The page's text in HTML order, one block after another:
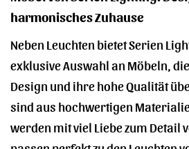
harmonisches Zuhause
Neben Leuchten bietet Serien
exklusive Auswahl an Möbeln,
Design und ihre hohe Qualität
sind aus hochwertigen
werden mit viel Liebe zum Detail